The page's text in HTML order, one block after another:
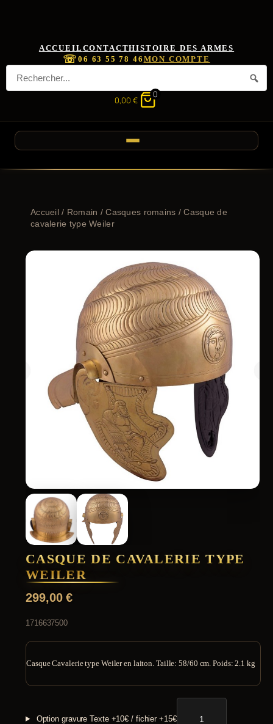
ACCUEIL CONTACTHISTOIRE DES ARMES
☏06 63 55 78 46 MON COMPTE
0,00 €
0
Accueil/ Romain /Casques romains / Casque de
cavalerie type Weiler
CASQUE DE CAVALERIE TYPE
WEILER
299,00€
1716637500
Casque Cavalerie type Weiler en laiton. Taille: 58/60 cm. Poids: 2.1 kg
Option gravure Texte +10€ / fichier +15€
quantité